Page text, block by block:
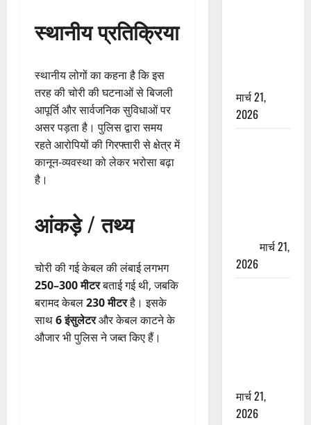
स्थानीय प्रतिक्रिया
स्थानीय लोगों का कहना है कि इस
तरह की चोरी की घटनाओं से बिजली
आपूर्ति और सार्वजनिक सुविधाओं पर
असर पड़ता है। पुलिस द्वारा समय
रहते आरोपियों की गिरफ्तारी से क्षेत्र में
कानून-व्यवस्था को लेकर भरोसा बढ़ा
है।
आंकड़े / तथ्य
चोरी की गई केबल की लंबाई लगभग
250–300 मीटरबताई गई थी, जबकि
बरामद केबल230 मीटरहै। इसके
साथ6 इंसुलेटरऔर केबल काटने के
औजार भी पुलिस ने जब्त किए हैं।
मार्च 21,
2026
मार्च 21,
2026
मार्च 21,
2026